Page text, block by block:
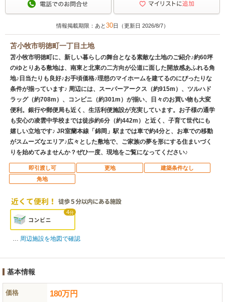
情報掲載期限：あと30日（更新日 2026/8/7）
苫小牧市明徳町一丁目土地
苫小牧市明徳町に、新しい暮らしの舞台となる素敵な土地のご紹介♪約60坪
のゆとりある敷地は、南東と北東の二方向が公道に面した開放感あふれる角
地♪日当たりも良好♪お手頃価格♪理想のマイホームを建てるのにぴったりな
条件が揃っています♪ 周辺には、スーパーアークス（約915m）、ツルハド
ラッグ（約708m）、コンビニ（約301m）が揃い、日々のお買い物も大変
便利。銀行や郵便局も近く、生活利便施設が充実しています。お子様の通学
も安心の凌雲中学校までは徒歩約6分（約442m）と近く、子育て世代にも
嬉しい立地です♪ JR室蘭本線「錦岡」駅までは車で約4分と、お車での移動
がスムーズなエリア♪広々とした敷地で、ご家族の夢を形にする住まいづく
りを始めてみませんか？ぜひ一度、現地をご覧になってください♪
即引渡し可 更地
建築条件なし
角地
4分
周辺施設を地図で確認
基本情報
価格 180万円